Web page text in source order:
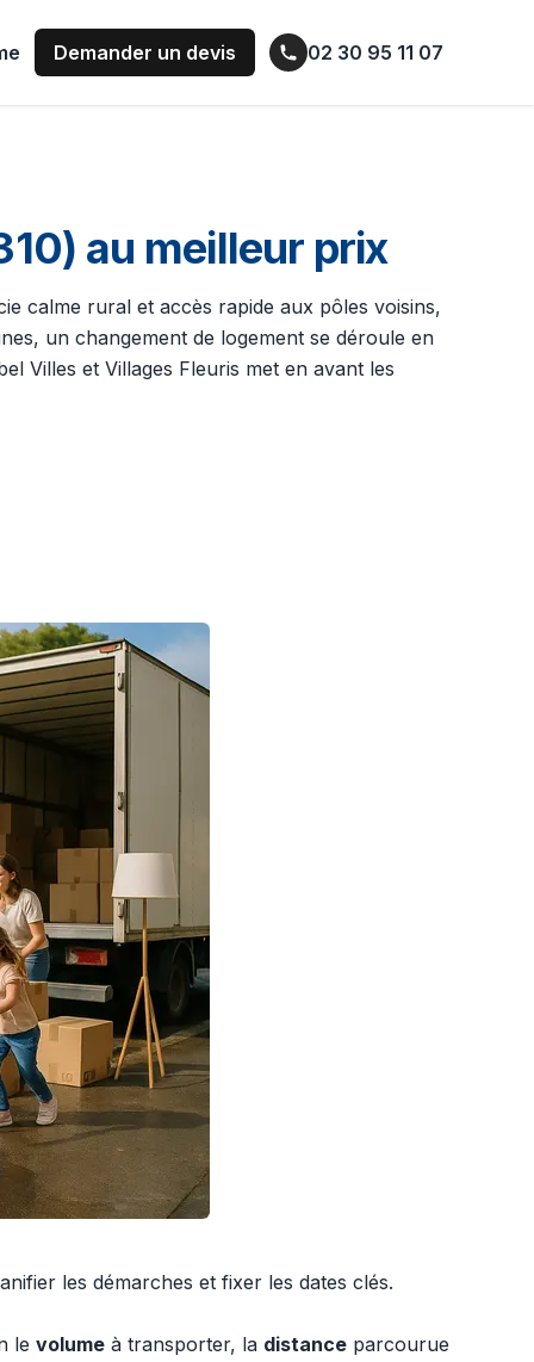
Demander un devis 02 30 95 11 07
au meilleur prix
calme rural et accès rapide aux pôles voisins,
un changement de logement se déroule en
Villes et Villages Fleuris met en avant les
les démarches et fixer les dates clés.
le volume à transporter, la distance parcourue